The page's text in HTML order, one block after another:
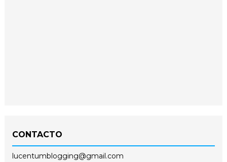
CONTACTO
lucentumblogging@gmail.com